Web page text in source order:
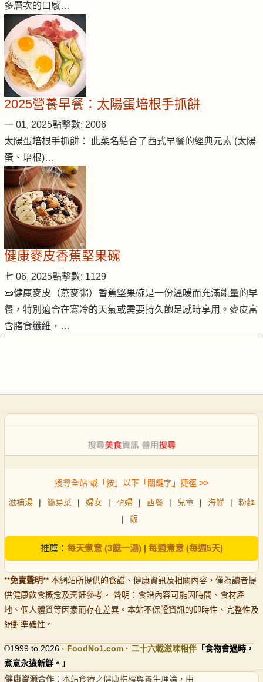
多層次的口感…
2025營養早餐：太陽蛋培根手抓餅
一 01, 2025點擊數: 2006
太陽蛋培根手抓餅： 此菜名結合了西式早餐的經典元素 (太陽
蛋、培根)…
健康麥皮香蕉堅果碗
七 06, 2025點擊數: 1129
📜健康麥皮（燕麥粥）香蕉堅果碗是一份溫暖而充滿能量的早
餐，特別適合在寒冷的天氣或需要持久飽足感時享用。麥皮富
含膳食纖維，…
搜尋全站 或「按」以下「關鍵字」捷徑 >>
滋補湯 | 簡易菜 | 婦女 | 孕婦 | 西餐 | 兒童 | 海鮮 |
粉麵
|
飯
推薦： 每天煮意 (3餸一湯)| 每週煮意 (每週5天)
**免責聲明** 本網站所提供的食譜、健康資訊及相關內容，僅為讀者提
供健康飲食概念及烹飪參考。 聲明：食譜內容可能因時間、食材產
地、個人體質等因素而存在差異。本站不保證資訊的即時性、完整性及
絕對準確性。
©1999 to 2026 · FoodNo1.com · 二十六載滋味相伴 「食物會過時，
煮意永遠新鮮。」
健康資源合作 ：本站食療之健康指標與養生理論，由